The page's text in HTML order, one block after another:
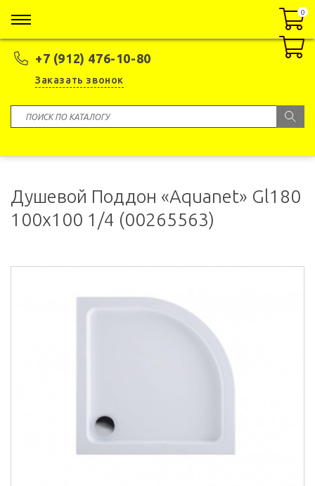
+7 (912) 476-10-80
Заказать звонок
0
0
Душевой Поддон «Aquanet» Gl180
100x100 1/4 (00265563)